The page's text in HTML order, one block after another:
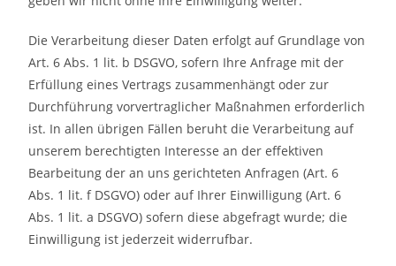
Die Verarbeitung dieser Daten erfolgt auf Grundlage von
Art. 6 Abs. 1 lit. b DSGVO, sofern Ihre Anfrage mit der
Erfüllung eines Vertrags zusammenhängt oder zur
Durchführung vorvertraglicher Maßnahmen erforderlich
ist. In allen übrigen Fällen beruht die Verarbeitung auf
unserem berechtigten Interesse an der effektiven
Bearbeitung der an uns gerichteten Anfragen (Art. 6
Abs. 1 lit. f DSGVO) oder auf Ihrer Einwilligung (Art. 6
Abs. 1 lit. a DSGVO) sofern diese abgefragt wurde; die
Einwilligung ist jederzeit widerrufbar.